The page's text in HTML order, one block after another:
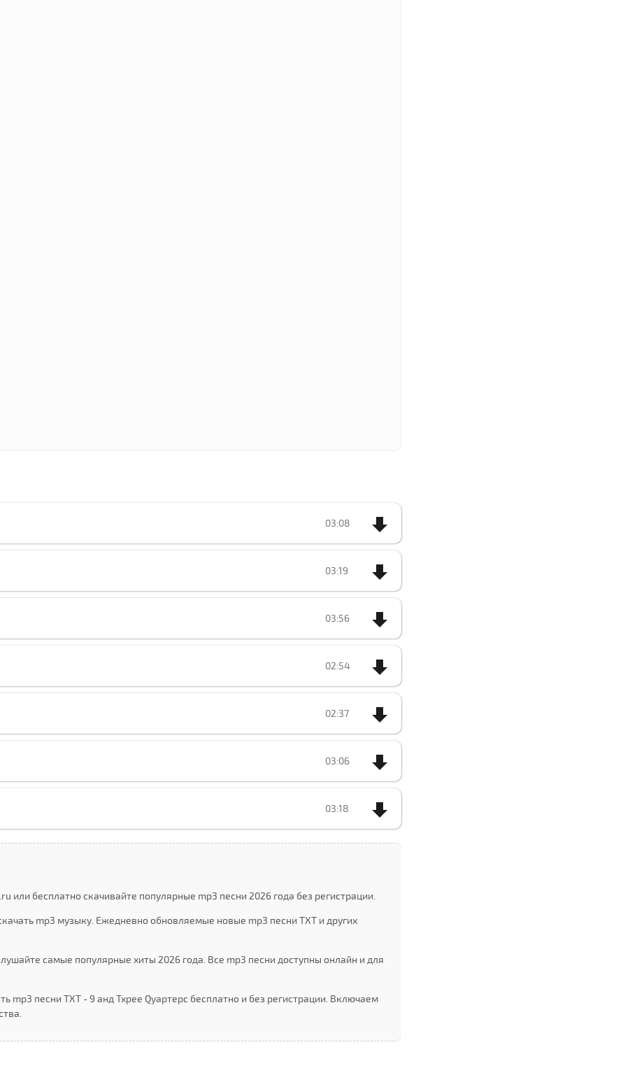
03:08
03:19
03:56
02:54
02:37
03:06
03:18
или бесплатно скачивайте популярные mp3 песни 2026 года без регистрации.
mp3 музыку. Ежедневно обновляемые новые mp3 песни ТXТ и других
самые популярные хиты 2026 года. Все mp3 песни доступны онлайн и для
mp3 песни ТXТ - 9 анд Тхрее Qуартерс бесплатно и без регистрации. Включаем